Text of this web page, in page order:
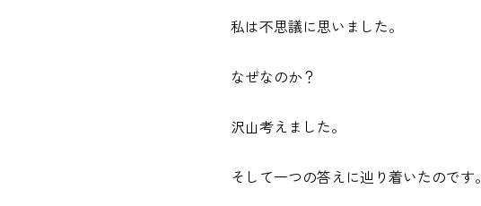
私は不思議に思いました。
なぜなのか？
沢山考えました。
そして一つの答えに辿り着いたのです。